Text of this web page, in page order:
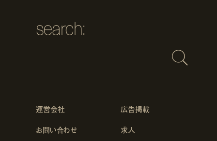
search:
運営会社
広告掲載
お問い合わせ
求人